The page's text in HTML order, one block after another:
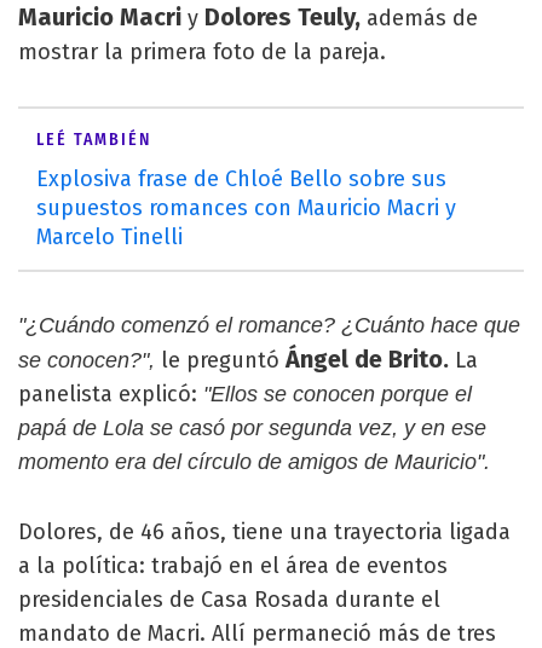
Mauricio Macri y Dolores Teuly, además de
mostrar la primera foto de la pareja.
LEÉ TAMBIÉN
Explosiva frase de Chloé Bello sobre sus
supuestos romances con Mauricio Macri y
Marcelo Tinelli
"¿Cuándo comenzó el romance? ¿Cuánto hace que
se conocen?", le preguntóÁngel de Brito. La
panelista explicó: "Ellos se conocen porque el
papá de Lola se casó por segunda vez, y en ese
momento era del círculo de amigos de Mauricio".
Dolores, de 46 años, tiene una trayectoria ligada
a la política: trabajó en el área de eventos
presidenciales de Casa Rosada durante el
mandato de Macri. Allí permaneció más de tres